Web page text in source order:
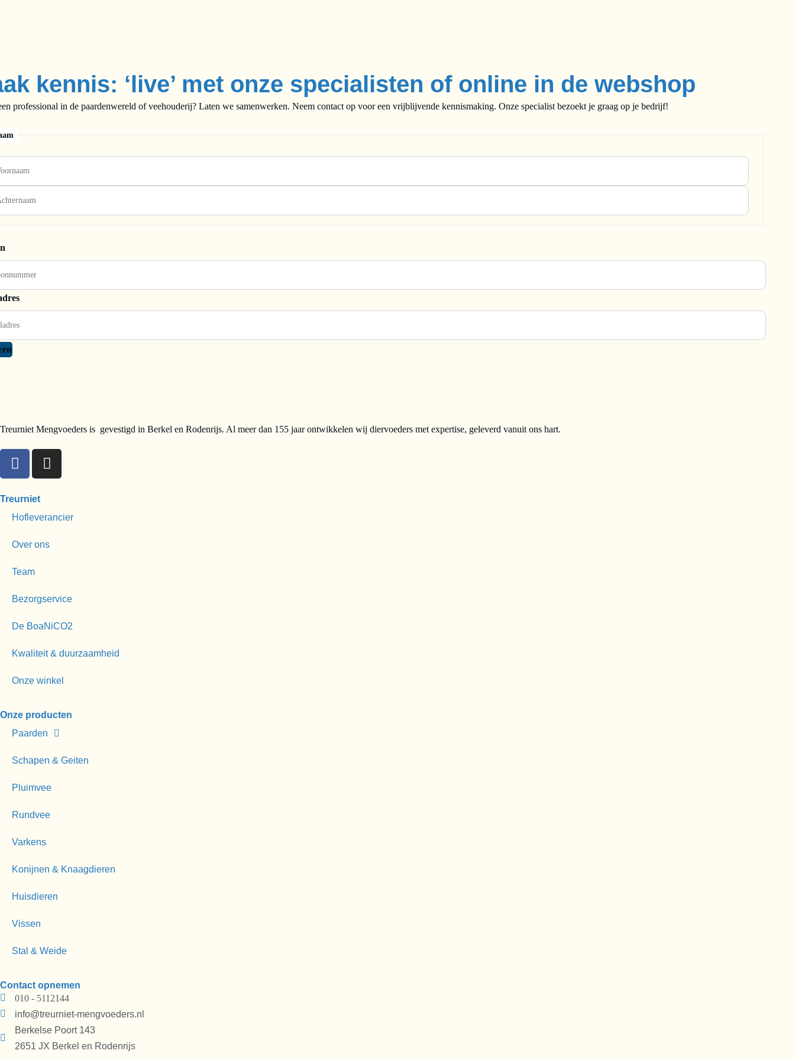
kennis: ‘live’ met onze specialisten of online in de webshop
professional in de paardenwereld of veehouderij? Laten we samenwerken. Neem contact op voor een vrijblijvende kennismaking. Onze specialist bezoekt je graag op je bedrijf!
Treurniet Mengvoeders is gevestigd in Berkel en Rodenrijs. Al meer dan 155 jaar ontwikkelen wij diervoeders met expertise, geleverd vanuit ons hart.
Treurniet
Hofleverancier
Over ons
Team
Bezorgservice
De BoaNiCO2
Kwaliteit & duurzaamheid
Onze winkel
Onze producten
Paarden
Schapen & Geiten
Pluimvee
Rundvee
Varkens
Konijnen & Knaagdieren
Huisdieren
Vissen
Stal & Weide
Contact opnemen
010 - 5112144
info@treurniet-mengvoeders.nl
Berkelse Poort 143
2651 JX Berkel en Rodenrijs